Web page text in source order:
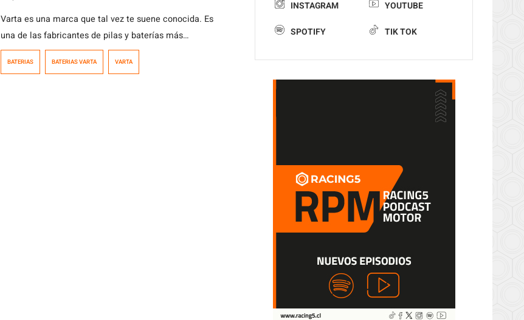
Varta es una marca que tal vez te suene conocida. Es
una de las fabricantes de pilas y baterías más
conocidas del mundo, y de la mano de RTC, parte de
BATERIAS BATERIAS VARTA VARTA
INSTAGRAM YOUTUBE
SPOTIFY TIK TOK